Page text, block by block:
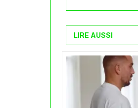
LIRE AUSSI